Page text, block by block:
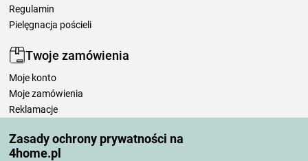
Zasady ochrony prywatności na
4home.pl
Regulamin
Pielęgnacja pościeli
Twoje zamówienia
Moje konto
Moje zamówienia
Reklamacje
Zasady przetwarzania recenzji